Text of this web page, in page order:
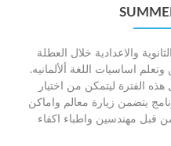
والاعدادية خلال العطلة
وتعلم اساسيات اللغة ألألمانيه.
هذه الفترة ليتمكن من اختيار
يتضمن زيارة معالم واماكن
قبل مهندسين واطباء اكفاء